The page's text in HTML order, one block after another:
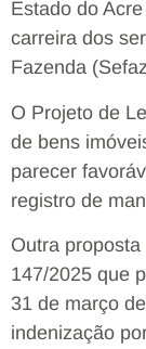
Estado do
carreira dos
Fazenda
O Projeto de
de bens
parecer
registro de
Outra
147/2025 que
31 de março
indenização